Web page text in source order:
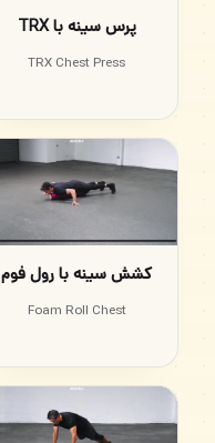
پرس سینه با TRX
TRX Chest Press
کشش سینه با رول فوم
Foam Roll Chest